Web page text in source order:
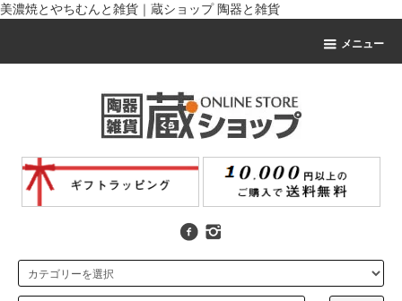
美濃焼とやちむんと雑貨｜蔵ショップ 陶器と雑貨
メニュー